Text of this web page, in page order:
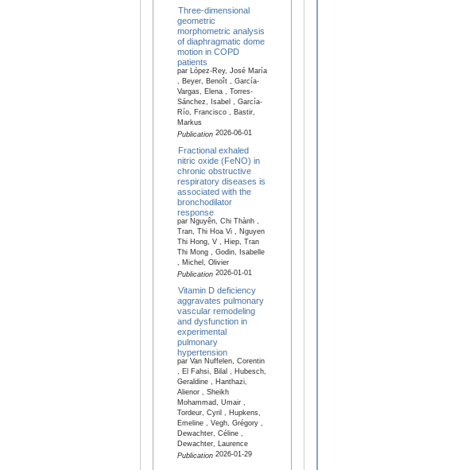
Three-dimensional
geometric
morphometric analysis
of diaphragmatic dome
motion in COPD
patients
par López-Rey, José María
, Beyer, Benoît , García-
Vargas, Elena , Torres-
Sánchez, Isabel , García-
Río, Francisco , Bastir,
Markus
Publication2026-06-01
Fractional exhaled
nitric oxide (FeNO) in
chronic obstructive
respiratory diseases is
associated with the
bronchodilator
response
par Nguyên, Chi Thành ,
Tran, Thi Hoa Vi , Nguyen
Thi Hong, V , Hiep, Tran
Thi Mong , Godin, Isabelle
, Michel, Olivier
Publication2026-01-01
Vitamin D deficiency
aggravates pulmonary
vascular remodeling
and dysfunction in
experimental
pulmonary
hypertension
par Van Nuffelen, Corentin
, El Fahsi, Bilal , Hubesch,
Geraldine , Hanthazi,
Alienor , Sheikh
Mohammad, Umair ,
Tordeur, Cyril , Hupkens,
Emeline , Vegh, Grégory ,
Dewachter, Céline ,
Dewachter, Laurence
Publication2026-01-29